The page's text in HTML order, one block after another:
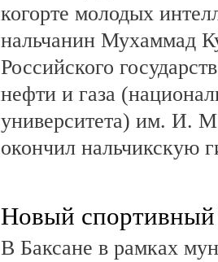
когорте молодых
нальчанин Мухаммад
Российского
нефти и газа
университета) им. И.
окончил нальчикскую
Новый спортивный
В Баксане в рамках